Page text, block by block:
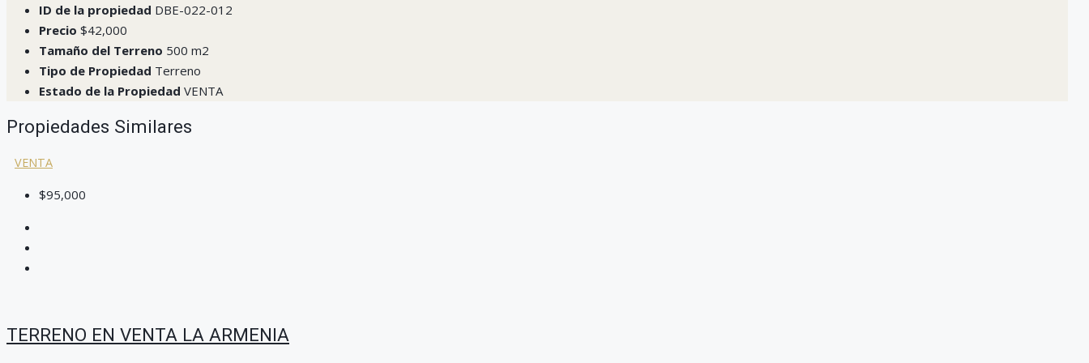
ID de la propiedad DBE-022-012
Precio $42,000
Tamaño del Terreno 500 m2
Tipo de Propiedad Terreno
Estado de la Propiedad VENTA
Propiedades Similares
VENTA
$95,000
TERRENO EN VENTA LA ARMENIA